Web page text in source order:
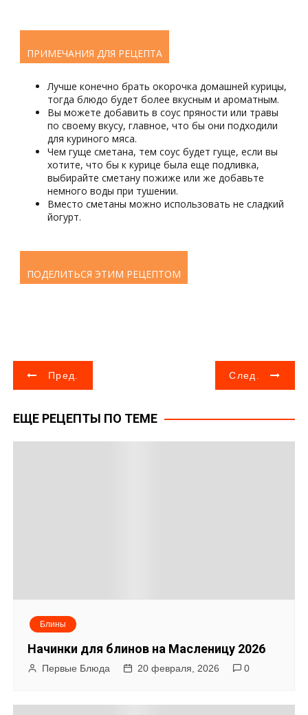
ПРИМЕЧАНИЯ ДЛЯ РЕЦЕПТА
Лучше конечно брать окорочка домашней курицы,
тогда блюдо будет более вкусным и ароматным.
Вы можете добавить в соус пряности или травы
по своему вкусу, главное, что бы они подходили
для куриного мяса.
Чем гуще сметана, тем соус будет гуще, если вы
хотите, что бы к курице была еще подливка,
выбирайте сметану пожиже или же добавьте
немного воды при тушении.
Вместо сметаны можно использовать не сладкий
йогурт.
ПОДЕЛИТЬСЯ ЭТИМ РЕЦЕПТОМ
Н
в
з
Пред. След.
ЕЩЕ РЕЦЕПТЫ ПО ТЕМЕ
Блины
Начинки для блинов на Масленицу 2026
Первые Блюда 20 февраля, 2026 0